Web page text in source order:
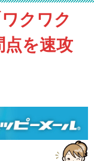
クワク
点を速攻